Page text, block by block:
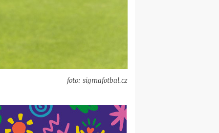
foto: sigmafotbal.cz